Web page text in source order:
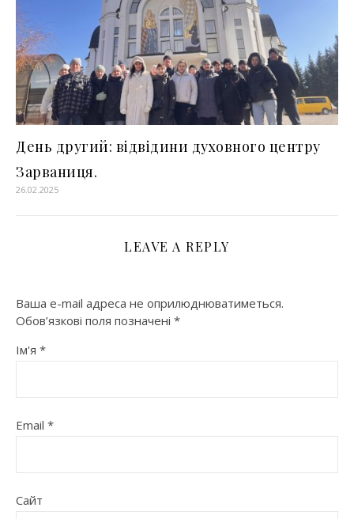
День другий: відвідини духовного центру
Зарваниця.
26.02.2025
LEAVE A REPLY
Ваша e-mail адреса не оприлюднюватиметься.
Обов’язкові поля позначені *
Ім'я *
Email *
Сайт